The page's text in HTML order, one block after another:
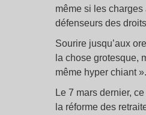
même si les
défenseurs des
Sourire jusqu’aux
la chose grotesque,
même hyper chiant ».
Le 7 mars dernier,
la réforme des